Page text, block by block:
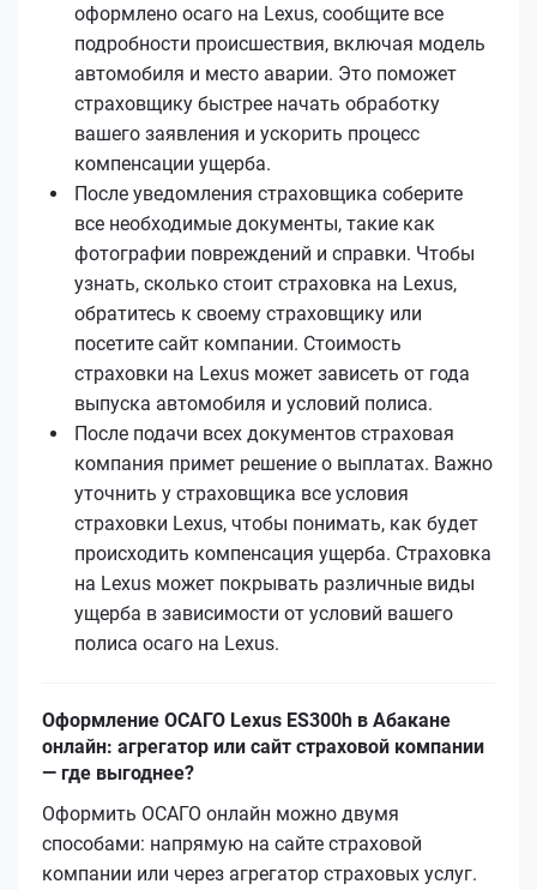
оформлено осаго на Lexus, сообщите все
подробности происшествия, включая модель
автомобиля и место аварии. Это поможет
страховщику быстрее начать обработку
вашего заявления и ускорить процесс
компенсации ущерба.
После уведомления страховщика соберите
все необходимые документы, такие как
фотографии повреждений и справки. Чтобы
узнать, сколько стоит страховка на Lexus,
обратитесь к своему страховщику или
посетите сайт компании. Стоимость
страховки на Lexus может зависеть от года
выпуска автомобиля и условий полиса.
После подачи всех документов страховая
компания примет решение о выплатах. Важно
уточнить у страховщика все условия
страховки Lexus, чтобы понимать, как будет
происходить компенсация ущерба. Страховка
на Lexus может покрывать различные виды
ущерба в зависимости от условий вашего
полиса осаго на Lexus.
Оформление ОСАГО Lexus ES300h в Абакане
онлайн: агрегатор или сайт страховой компании
— где выгоднее?
Оформить ОСАГО онлайн можно двумя
способами: напрямую на сайте страховой
компании или через агрегатор страховых услуг.